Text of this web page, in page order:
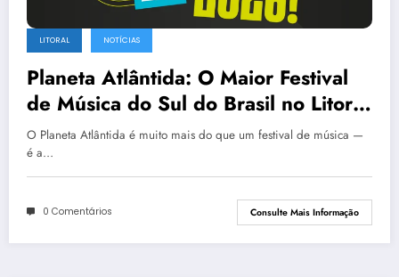
LITORAL NOTÍCIAS
Planeta Atlântida: O Maior Festival
de Música do Sul do Brasil no Litoral
Gaúcho
O Planeta Atlântida é muito mais do que um festival de música —
é a…
0 Comentários Consulte Mais Informação